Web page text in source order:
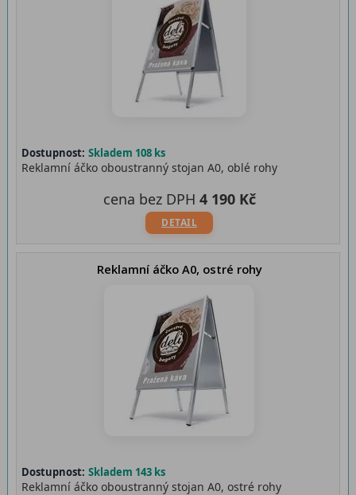
Dostupnost: Skladem 108 ks
Reklamní áčko oboustranný stojan A0, oblé rohy
DETAIL
cena bez DPH 4 190 Kč
Reklamní áčko A0, ostré rohy
Dostupnost: Skladem 143 ks
Reklamní áčko oboustranný stojan A0, ostré rohy